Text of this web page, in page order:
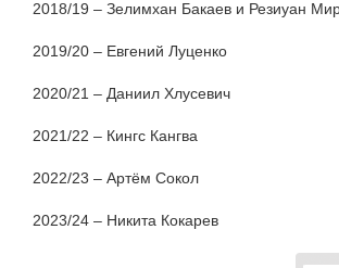
2018/19 – Зелимхан Бакаев и Резиуан
2019/20 – Евгений Луценко
2020/21 – Даниил Хлусевич
2021/22 – Кингс Кангва
2022/23 – Артём Сокол
2023/24 – Никита Кокарев